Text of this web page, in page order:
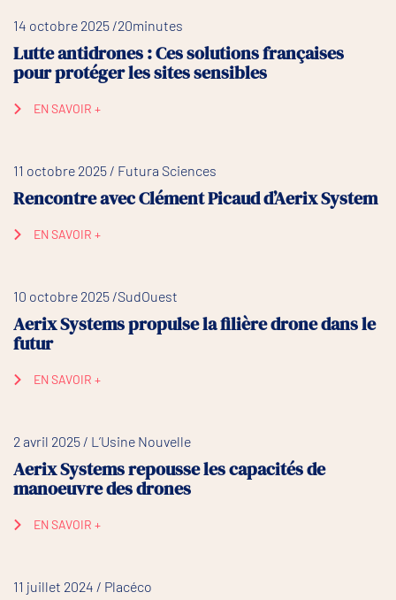
14 octobre 2025 /20minutes
Lutte antidrones : Ces solutions françaises
pour protéger les sites sensibles
EN SAVOIR +
11 octobre 2025 / Futura Sciences
Rencontre avec Clément Picaud d’Aerix System
EN SAVOIR +
10 octobre 2025 /SudOuest
Aerix Systems propulse la filière drone dans le
futur
EN SAVOIR +
2 avril 2025 / L’Usine Nouvelle
Aerix Systems repousse les capacités de
manoeuvre des drones
EN SAVOIR +
11 juillet 2024 / Placéco